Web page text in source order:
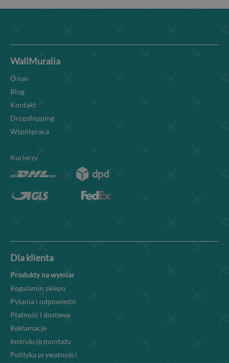
WallMuralia
O nas
Blog
Kontakt
Dropshipping
Współpraca
Kurierzy
Dla klienta
Produkty na wymiar
Regulamin sklepu
Pytania i odpowiedzi
Płatność i dostawa
Reklamacje
Instrukcje montażu
Polityka prywatności